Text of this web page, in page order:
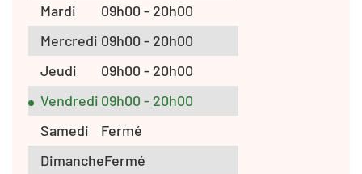
Mardi
09h00 - 20h00
Mercredi 09h00 - 20h00
Jeudi
09h00 - 20h00
Vendredi 09h00 - 20h00
Samedi
Fermé
DimancheFermé